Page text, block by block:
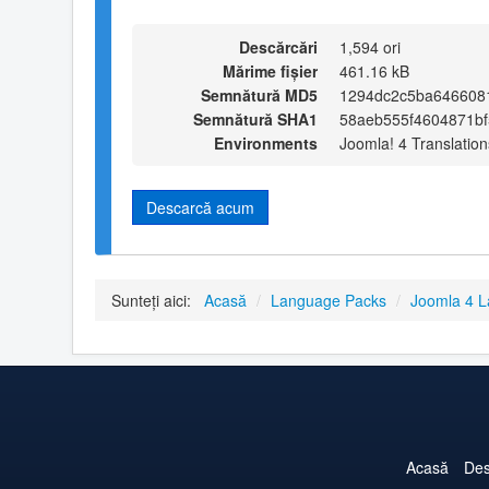
Descărcări
1,594 ori
Mărime fișier
461.16 kB
Semnătură MD5
Semnătură SHA1
Environments
Joomla! 4
Descarcă acum
Sunteți aici: Acasă / Language Packs / Joomla 4
Acasă